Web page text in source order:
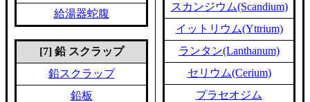
給湯器蛇腹
[7] 鉛 スクラップ
鉛スクラップ
鉛板
スカンジウム(Scandium)
イットリウム(Yttrium)
ランタン(Lanthanum)
セリウム(Cerium)
プラセオジム